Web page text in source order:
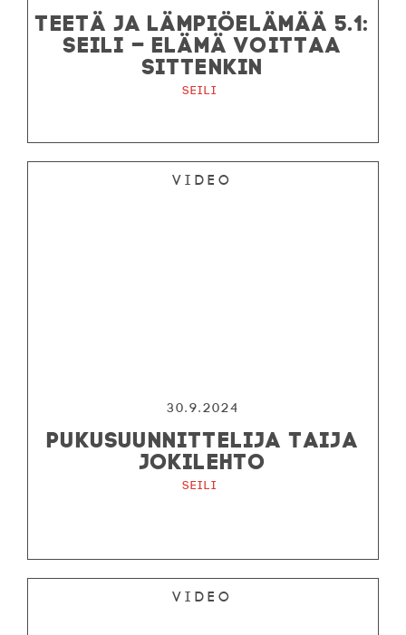
TEETÄ JA LÄMPIÖELÄMÄÄ 5.1:
SEILI – ELÄMÄ VOITTAA
SITTENKIN
Seili
Video
30.9.2024
PUKUSUUNNITTELIJA TAIJA
JOKILEHTO
Seili
Video